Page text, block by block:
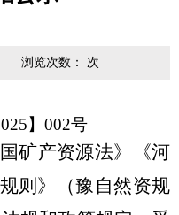
浏览次数： 次
】002号
矿产资源法》《河
则》（豫自然资规